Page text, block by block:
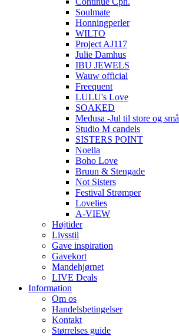
Soulmate
Honningperler
WILTO
Project AJ117
Julie Damhus
IBU JEWELS
Wauw official
Freequent
LULU's Love
SOAKED
Medusa -Jul til store og små
Studio M candels
SISTERS POINT
Noella
Boho Love
Bruun & Stengade
Not Sisters
Festival Strømper
Lovelies
A-VIEW
Højtider
Livsstil
Gave inspiration
Gavekort
Mandehjørnet
LIVE Deals
Information
Om os
Handelsbetingelser
Kontakt
Størrelses guide